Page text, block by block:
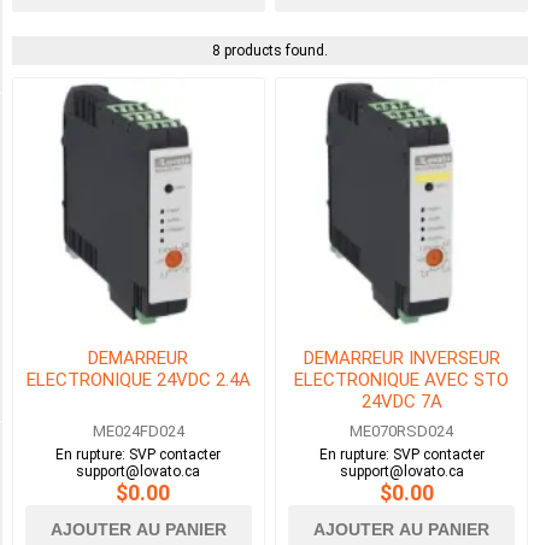
8 products found.
DEMARREUR
ELECTRONIQUE 24VDC 2.4A
ME024FD024
En rupture: SVP contacter
support@lovato.ca
$0.00
AJOUTER AU PANIER
DEMARREUR INVERSEUR
ELECTRONIQUE AVEC STO
24VDC 7A
ME070RSD024
En rupture: SVP contacter
support@lovato.ca
$0.00
AJOUTER AU PANIER
PLAGE DE REGLAGE
0.18
-
2.4A
7A
TENSION DU MOTEUR